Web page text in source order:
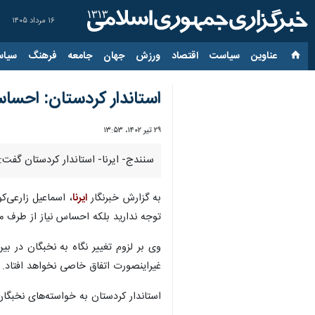
۱۶ مرداد ۱۴۰۵
عناوین‌ سیاست اقتصاد ورزش جهان جامعه فرهنگ
استاندار کردستان:
۲۹ تیر ۱۴۰۲، ۱۳:۵۳